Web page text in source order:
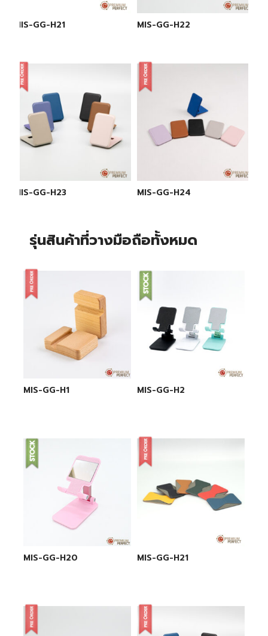
MIS-GG-H21 MIS-GG-H22
MIS-GG-H23 MIS-GG-H24
รุ่นสินค้าที่วางมือถือทั้งหมด
MIS-GG-H1 MIS-GG-H2
MIS-GG-H20 MIS-GG-H21